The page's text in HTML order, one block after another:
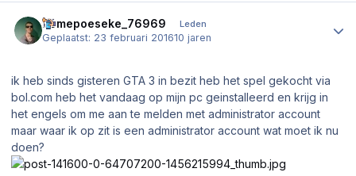
homepoeseke_76969 Leden
Geplaatst: 23 februari 201610 jaren
ik heb sinds gisteren GTA 3 in bezit heb het spel gekocht via
bol.com heb het vandaag op mijn pc geinstalleerd en krijg in
het engels om me aan te melden met administrator account
maar waar ik op zit is een administrator account wat moet ik nu
doen?